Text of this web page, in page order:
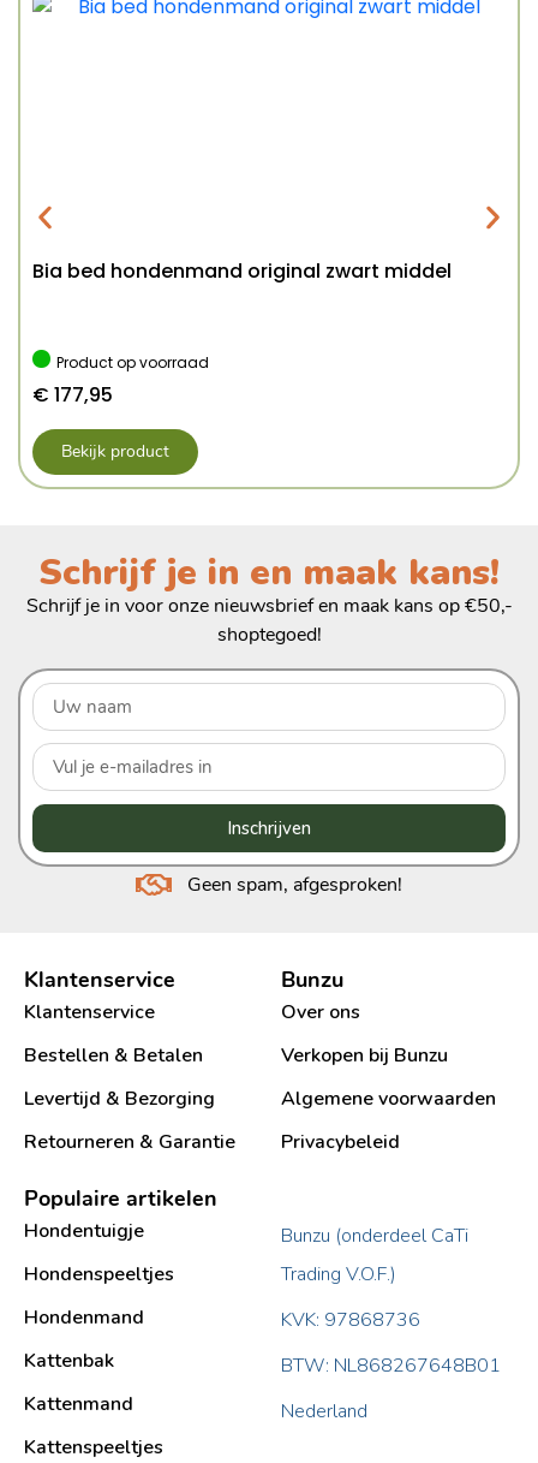
Bia bed hondenmand original zwart middel
Product op voorraad
€ 177,95
Bekijk product
Schrijf je in en maak kans!
Schrijf je in voor onze nieuwsbrief en maak kans op €50,-
shoptegoed!
Inschrijven
Geen spam, afgesproken!
Klantenservice
Klantenservice
Bestellen & Betalen
Levertijd & Bezorging
Retourneren & Garantie
Bunzu
Over ons
Verkopen bij Bunzu
Algemene voorwaarden
Privacybeleid
Populaire artikelen
Hondentuigje
Hondenspeeltjes
Hondenmand
Kattenbak
Kattenmand
Kattenspeeltjes
Bunzu (onderdeel CaTi
Trading V.O.F.)
KVK: 97868736
BTW: NL868267648B01
Nederland